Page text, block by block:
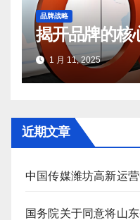
品牌战略
揭开品牌的核
1 月 11, 2025
近期文章
中国传媒潍坊高新运
国务院关于同意将山